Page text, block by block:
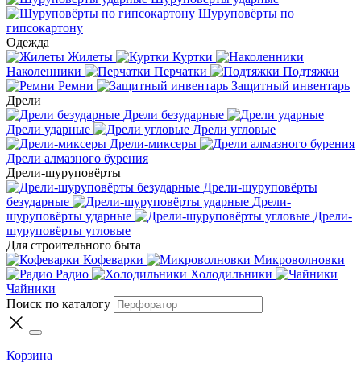
Шуруповёрты по
гипсокартону
Одежда
Жилеты
Куртки
Наколенники
Перчатки
Подтяжки
Ремни
Защитный инвентарь
Дрели
Дрели безударные
Дрели ударные
Дрели угловые
Дрели-миксеры
Дрели алмазного бурения
Дрели-шуруповёрты
Дрели-шуруповёрты
безударные
Дрели-
шуруповёрты ударные
Дрели-
шуруповёрты угловые
Для строительного быта
Кофеварки
Микроволновки
Радио
Холодильники
Чайники
Поиск по каталогу
Корзина